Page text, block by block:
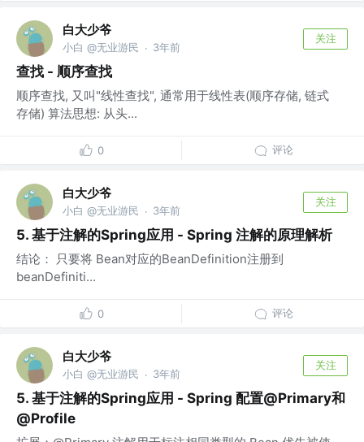
白大少爷
小白 @无业游民 · 3年前
关注
查找 - 顺序查找
顺序查找, 又叫"线性查找", 通常用于线性表(顺序存储, 链式
存储) 算法思想: 从头...
0 评论
白大少爷
小白 @无业游民 · 3年前
关注
5. 基于注解的Spring应用 - Spring 注解的原理解析
结论： 只要将 Bean对应的BeanDefinition注册到
beanDefiniti...
0 评论
白大少爷
小白 @无业游民 · 3年前
关注
5. 基于注解的Spring应用 - Spring 配置@Primary和
@Profile